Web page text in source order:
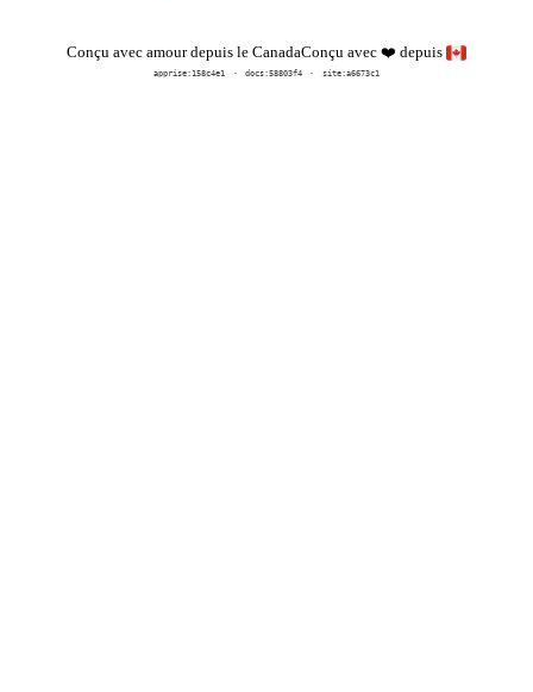
Conçu avec amour depuis le CanadaConçu avec ❤️ depuis
apprise:158c4e1 docs:58803f4 site:a6673c1